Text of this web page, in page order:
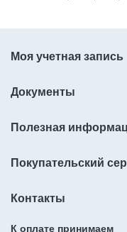
Моя учетная запись
Документы
Полезная
Покупательский
Контакты
К оплате принимаем